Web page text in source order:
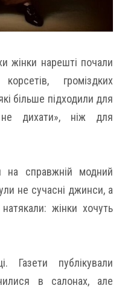
жінки нарешті почали
громіздких
більше підходили для
дихати», ніж для
на справжній модний
не сучасні джинси, а
жінки хочуть
Газети публікували
в салонах, але